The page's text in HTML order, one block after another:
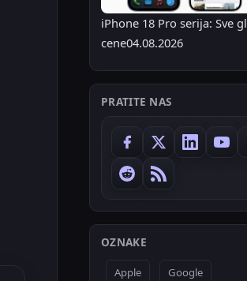
iPhone 18 Pro serija: Sve
cene04.08.2026
PRATITE NAS
OZNAKE
Apple Google